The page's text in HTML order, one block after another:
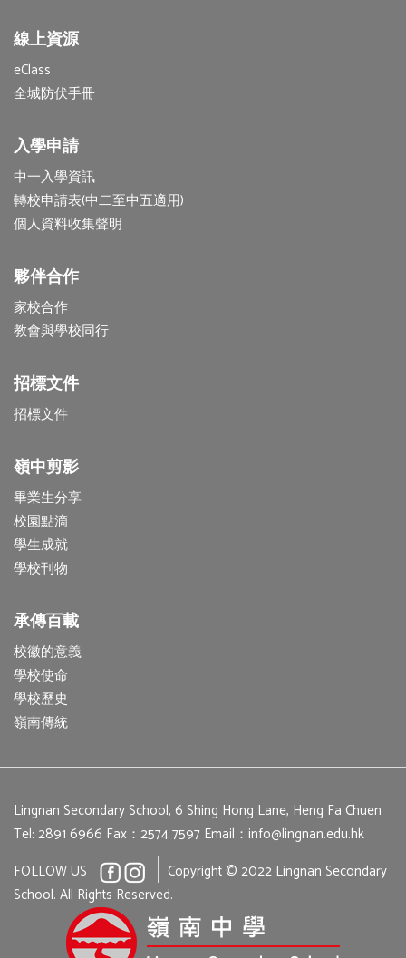
線上資源
eClass
全城防伏手冊
入學申請
中一入學資訊
轉校申請表(中二至中五適用)
個人資料收集聲明
夥伴合作
家校合作
教會與學校同行
招標文件
招標文件
嶺中剪影
畢業生分享
校園點滴
學生成就
學校刊物
承傳百載
校徽的意義
學校使命
學校歷史
嶺南傳統
Lingnan Secondary School, 6 Shing Hong Lane, Heng Fa Chuen
Tel: 2891 6966 Fax：2574 7597 Email： info@lingnan.edu.hk
FOLLOW US
Copyright © 2022 Lingnan Secondary
School. All Rights Reserved.